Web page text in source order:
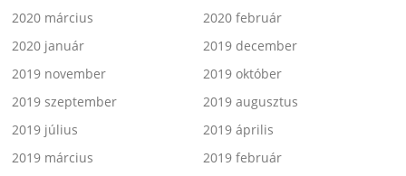
2020 március
2020 február
2020 január
2019 december
2019 november
2019 október
2019 szeptember
2019 augusztus
2019 július
2019 április
2019 március
2019 február